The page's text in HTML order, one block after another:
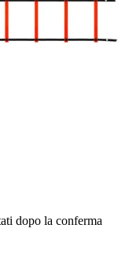
dopo la conferma